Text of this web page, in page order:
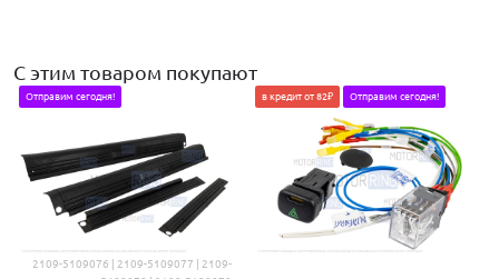
С этим товаром покупают
2109-5109076 | 2109-5109077 | 2109-
Отправим сегодня! в кредит от 82₽ Отправим сегодня!